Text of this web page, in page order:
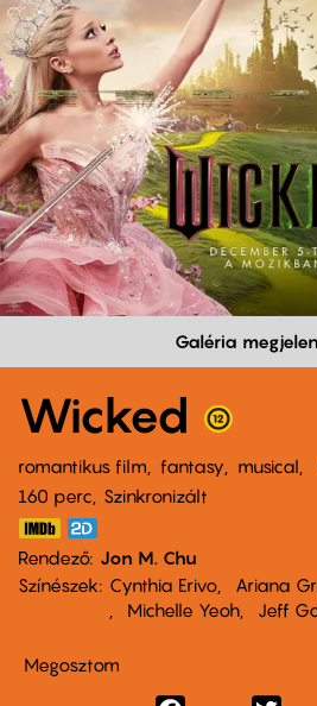
Galéria
Wicked
romantikus film fantasy musical
160 perc,
Szinkronizált
Rendező Jon M. Chu
Színészek
Cynthia Erivo Ariana
Michelle Yeoh
Jeff
Megosztom